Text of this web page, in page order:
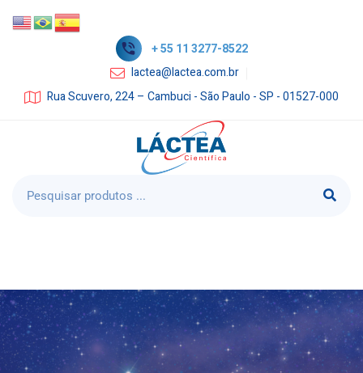
+ 55 11 3277-8522
lactea@lactea.com.br
Rua Scuvero, 224 – Cambuci - São Paulo - SP - 01527-000